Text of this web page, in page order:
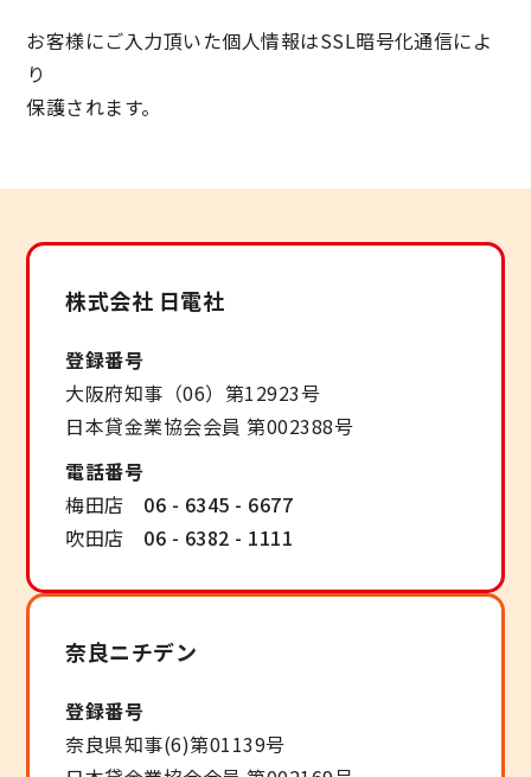
お客様にご入力頂いた個人情報はSSL暗号化通信によ
り
保護されます。
株式会社 日電社
登録番号
大阪府知事（06）第12923号
日本貸金業協会会員 第002388号
電話番号
梅田店 06 - 6345 - 6677
吹田店 06 - 6382 - 1111
奈良ニチデン
登録番号
奈良県知事(6)第01139号